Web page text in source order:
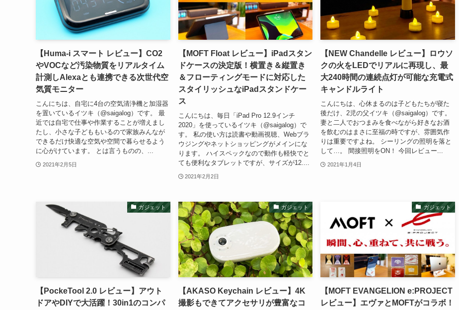
【Huma-i スマート レビュー】CO2
やVOCなど汚染物質をリアルタイム
計測しAlexaとも連携できる次世代空
気質モニター
こんにちは、自宅に4台の空気清浄機と加湿器
を置いているイツキ（@saigalog）です。 最
近では自宅で仕事や作業することが増えまし
たし、小さな子どももいるので家族みんなが
できるだけ快適な空気や空間で暮らせるよう
に心がけています。 とは言うものの、...
2021年2月5日
【MOFT Float レビュー】iPadスタン
ドケースの決定版！横置き＆縦置き
＆フローティングモードに対応した
スタイリッシュなiPadスタンドケー
ス
こんにちは、毎日「iPad Pro 12.9インチ
2020」を使っているイツキ（@saigalog）で
す。 私の使い方は読書や動画視聴、Webブラ
ウジングやネットショッピングがメインにな
ります。 ハイスペックなので動作も軽快でと
ても便利なタブレットですが、サイズが12....
2021年2月2日
【NEW Chandelle レビュー】ロウソ
クの火をLEDでリアルに再現し、最
大240時間の連続点灯が可能な充電式
キャンドルライト
こんにちは、心休まるのは子どもたちが寝た
後だけ、2児の父イツキ（@saigalog）です。
妻と二人でおつまみを食べながら好きなお酒
を飲むのはまさに至福の時ですが、雰囲気作
りは重要ですよね。 シーリングの照明を落と
して…。 間接照明をON！ 今回レビュー...
2021年1月4日
ガジェット
【PockeTool 2.0 レビュー】アウト
ドアやDIYで大活躍！30in1のコンパ
ガジェット
【AKASO Keychain レビュー】4K
撮影もできてアクセサリが豊富なコ
ガジェット
【MOFT EVANGELION e:PROJECT
レビュー】エヴァとMOFTがコラボ！